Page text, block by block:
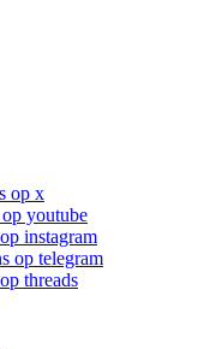
op x
youtube
instagram
op telegram
threads